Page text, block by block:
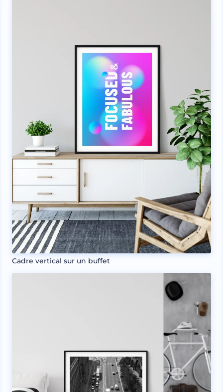
Cadre vertical sur un buffet